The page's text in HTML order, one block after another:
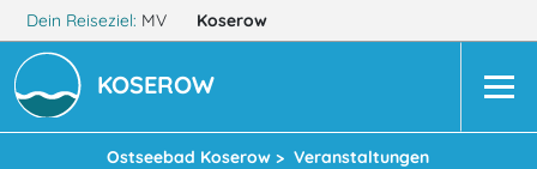
Dein Reiseziel: MV Koserow
KOSEROW
Ostseebad Koserow > Veranstaltungen